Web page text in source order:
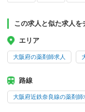
この求人と似た求人を
エリア
大阪府の薬剤師求人
路線
大阪府近鉄奈良線の薬剤師